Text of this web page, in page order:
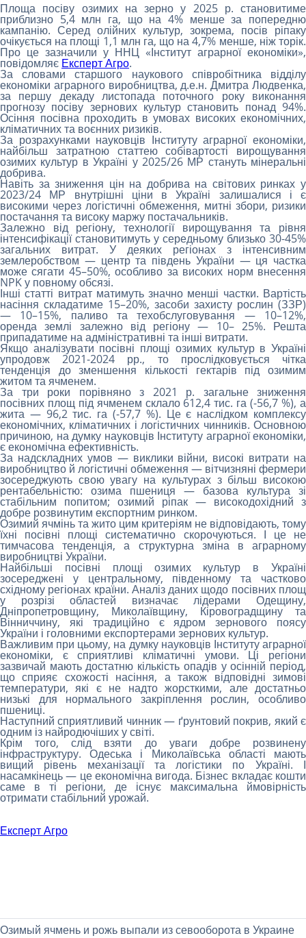
Площа посіву озимих на зерно у 2025 р. становитиме
приблизно 5,4 млн га, що на 4% менше за попередню
кампанію. Серед олійних культур, зокрема, посів ріпаку
очікується на площі 1,1 млн га, що на 4,7% менше, ніж торік.
Про це зазначили у ННЦ «Інститут аграрної економіки»,
повідомляє Експерт Агро.
За словами старшого наукового співробітника відділу
економіки аграрного виробництва, д.е.н. Дмитра Людвенка,
за першу декаду листопада поточного року виконання
прогнозу посіву зернових культур становить понад 94%.
Осіння посівна проходить в умовах високих економічних,
кліматичних та воєнних ризиків.
За розрахунками науковців Інституту аграрної економіки,
найбільш затратною статтею собівартості вирощування
озимих культур в Україні у 2025/26 МР стануть мінеральні
добрива.
Навіть за зниження цін на добрива на світових ринках у
2023/24 МР внутрішні ціни в Україні залишалися і є
високими через логістичні обмеження, митні збори, ризики
постачання та високу маржу постачальників.
Залежно від регіону, технології вирощування та рівня
інтенсифікації становитимуть у середньому близько 30-45%
загальних витрат. У деяких регіонах з інтенсивним
землеробством — центр та південь України — ця частка
може сягати 45–50%, особливо за високих норм внесення
NPK у повному обсязі.
Інші статті витрат матимуть значно менші частки. Вартість
насіння складатиме 15–20%, засоби захисту рослин (ЗЗР)
— 10–15%, паливо та техобслуговування — 10–12%,
оренда землі залежно від регіону — 10– 25%. Решта
припадатиме на адміністративні та інші витрати.
Якщо аналізувати посівні площі озимих культур в Україні
упродовж 2021-2024 рр., то прослідковується чітка
тенденція до зменшення кількості гектарів під озимим
житом та ячменем.
За три роки порівняно з 2021 р. загальне зниження
посівних площ під ячменем склало 612,4 тис. га (-56,7 %), а
жита — 96,2 тис. га (-57,7 %). Це є наслідком комплексу
економічних, кліматичних і логістичних чинників. Основною
причиною, на думку науковців Інституту аграрної економіки,
є економічна ефективність.
За надскладних умов — виклики війни, високі витрати на
виробництво й логістичні обмеження — вітчизняні фермери
зосереджують свою увагу на культурах з більш високою
рентабельністю: озима пшениця — базова культура зі
стабільним попитом; озимий ріпак — високодохідний з
добре розвинутим експортним ринком.
Озимий ячмінь та жито цим критеріям не відповідають, тому
їхні посівні площі систематично скорочуються. І це не
тимчасова тенденція, а структурна зміна в аграрному
виробництві України.
Найбільші посівні площі озимих культур в Україні
зосереджені у центральному, південному та частково
східному регіонах країни. Аналіз даних щодо посівних площ
у розрізі областей визначає лідерами Одещину,
Дніпропетровщину, Миколаївщину, Кіровоградщину та
Вінниччину, які традиційно є ядром зернового поясу
України і головними експортерами зернових культур.
Важливим при цьому, на думку науковців Інституту аграрної
економіки, є сприятливі кліматичні умови. Ці регіони
зазвичай мають достатню кількість опадів у осінній період,
що сприяє схожості насіння, а також відповідні зимові
температури, які є не надто жорсткими, але достатньо
низькі для нормального закріплення рослин, особливо
пшениці.
Наступний сприятливий чинник — ґрунтовий покрив, який є
одним із найродючіших у світі.
Крім того, слід взяти до уваги добре розвинену
інфраструктуру. Одеська і Миколаївська області мають
вищий рівень механізації та логістики по Україні. І
насамкінець — це економічна вигода. Бізнес вкладає кошти
саме в ті регіони, де існує максимальна ймовірність
отримати стабільний урожай.
Експерт Агро
Озимый ячмень и рожь выпали из севооборота в Украине